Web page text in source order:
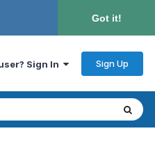
Got it!
Sign In Sign Up